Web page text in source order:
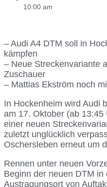
10:00 am
– Audi A4 DTM soll in
kämpfen
– Neue Streckenvariante
Zuschauer
– Mattias Ekström noch
In Hockenheim wird Audi
am 17. Oktober (ab 13:45
einer neuen
zuletzt unglücklich
Oschersleben erneut um
Rennen unter neuen
Beginn der neuen DTM in
Austragungsort von